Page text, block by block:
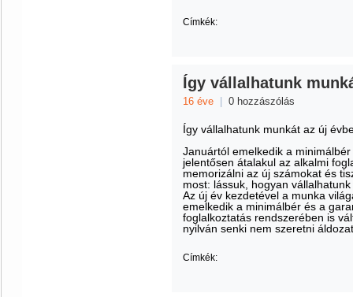
Címkék:
Így vállalhatunk
16 éve 0 hozzászólás
Így vállalhatunk munkát az új
Januártól emelkedik a
jelentősen átalakul az alkalmi
memorizálni az új számokat és
most: lássuk, hogyan
Az új év kezdetével a munka
emelkedik a minimálbér és a
foglalkoztatás rendszerében is
nyilván senki nem szeretni
Címkék: